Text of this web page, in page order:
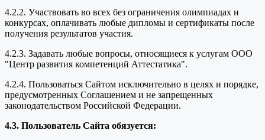
4.2.2. Участвовать во всех без ограничения олимпиадах и
конкурсах, оплачивать любые дипломы и сертификаты после
получения результатов участия.
4.2.3. Задавать любые вопросы, относящиеся к услугам ООО
"Центр развития компетенций Аттестатика".
4.2.4. Пользоваться Сайтом исключительно в целях и порядке,
предусмотренных Соглашением и не запрещенных
законодательством Российской Федерации.
4.3. Пользователь Сайта обязуется: